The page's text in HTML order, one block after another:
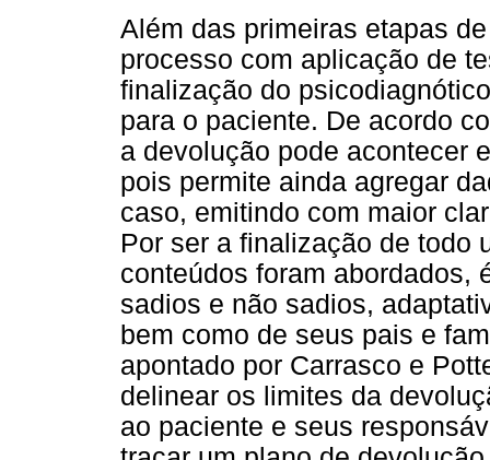
Além das primeiras etapas
processo com aplicação de
finalização do
para o paciente. De acordo
a devolução pode acontecer
pois permite ainda agregar
caso, emitindo com maior
Por ser a finalização de todo
conteúdos foram abordados,
sadios e não sadios,
bem como de seus pais e
apontado por Carrasco e
delinear os limites da
ao paciente e seus